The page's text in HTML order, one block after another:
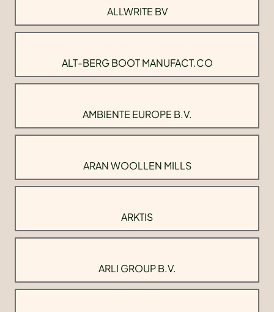
ALLWRITE BV
ALT-BERG BOOT MANUFACT.CO
AMBIENTE EUROPE B.V.
ARAN WOOLLEN MILLS
ARKTIS
ARLI GROUP B.V.